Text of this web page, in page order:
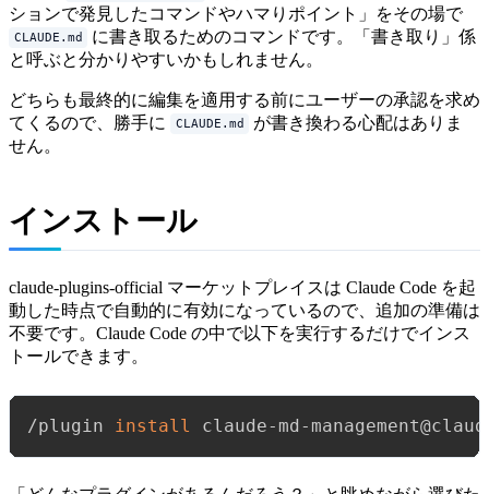
ションで発見したコマンドやハマりポイント」をその場で
CLAUDE.md
に書き取るためのコマンドです。「書き取り」係
と呼ぶと分かりやすいかもしれません。
どちらも最終的に編集を適用する前にユーザーの承認を求め
てくるので、勝手に
CLAUDE.md
が書き換わる心配はありま
せん。
インストール
claude-plugins-official マーケットプレイスは Claude Code を起
動した時点で自動的に有効になっているので、追加の準備は
不要です。Claude Code の中で以下を実行するだけでインス
トールできます。
/plugin install